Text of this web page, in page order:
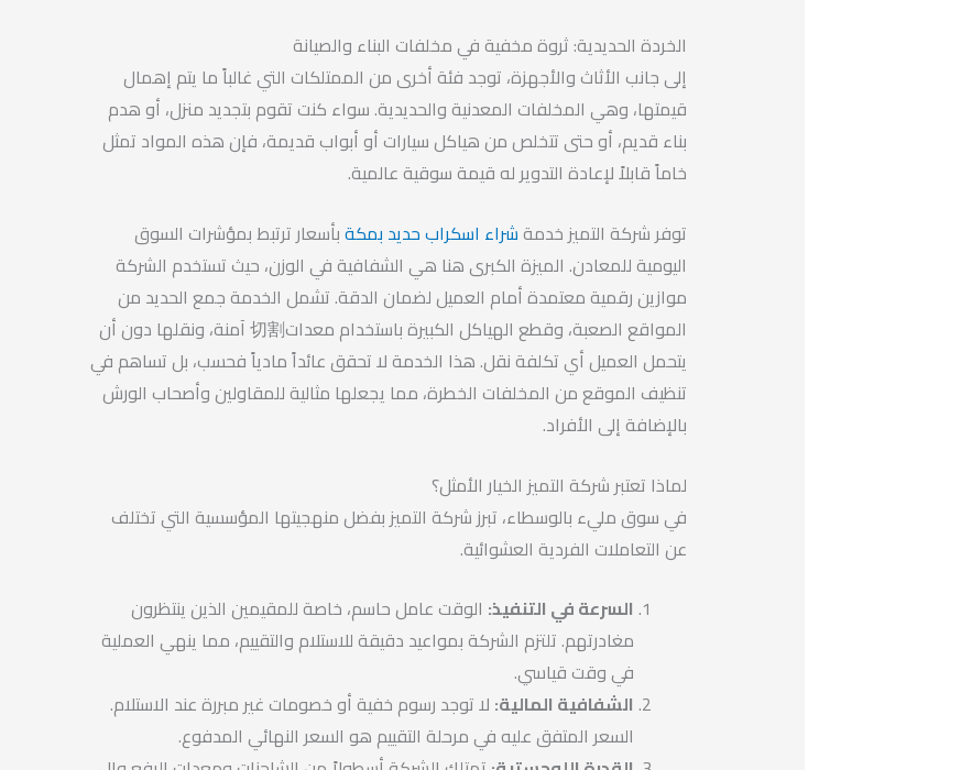
الخردة الحديدية: ثروة مخفية في مخلفات البناء والصيانة
إلى جانب الأثاث والأجهزة، توجد فئة أخرى من الممتلكات التي غالباً ما يتم إهمال
قيمتها، وهي المخلفات المعدنية والحديدية. سواء كنت تقوم بتجديد منزل، أو هدم
بناء قديم، أو حتى تتخلص من هياكل سيارات أو أبواب قديمة، فإن هذه المواد تمثل
خاماً قابلاً لإعادة التدوير له قيمة سوقية عالمية.
توفر شركة التميز خدمة شراء اسكراب حديد بمكةبأسعار ترتبط بمؤشرات السوق
اليومية للمعادن. الميزة الكبرى هنا هي الشفافية في الوزن، حيث تستخدم الشركة
موازين رقمية معتمدة أمام العميل لضمان الدقة. تشمل الخدمة جمع الحديد من
المواقع الصعبة، وقطع الهياكل الكبيرة باستخدام معدات切割 آمنة، ونقلها دون أن
يتحمل العميل أي تكلفة نقل. هذا الخدمة لا تحقق عائداً مادياً فحسب، بل تساهم في
تنظيف الموقع من المخلفات الخطرة، مما يجعلها مثالية للمقاولين وأصحاب الورش
بالإضافة إلى الأفراد.
لماذا تعتبر شركة التميز الخيار الأمثل؟
في سوق مليء بالوسطاء، تبرز شركة التميز بفضل منهجيتها المؤسسية التي تختلف
عن التعاملات الفردية العشوائية.
السرعة في التنفيذ: الوقت عامل حاسم، خاصة للمقيمين الذين ينتظرون
مغادرتهم. تلتزم الشركة بمواعيد دقيقة للاستلام والتقييم، مما ينهي العملية
في وقت قياسي.
الشفافية المالية: لا توجد رسوم خفية أو خصومات غير مبررة عند الاستلام.
السعر المتفق عليه في مرحلة التقييم هو السعر النهائي المدفوع.